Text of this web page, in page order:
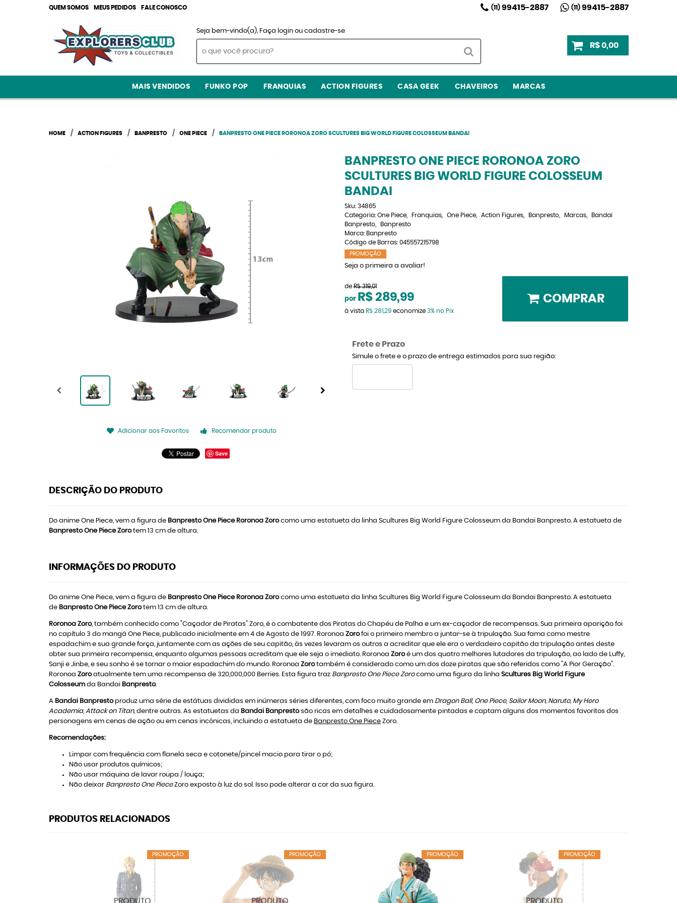
QUEM SOMOS MEUS PEDIDOS FALE CONOSCO (11)99415-2887 (11)99415-2887
Seja bem-vindo(a), Faça login ou cadastre-se
R$ 0,00
MAIS VENDIDOS FUNKO POP FRANQUIAS ACTION FIGURES CASA GEEK CHAVEIROS MARCAS
HOME ACTION FIGURES BANPRESTO ONE PIECE BANPRESTO ONE PIECE RORONOA ZORO SCULTURES BIG WORLD FIGURE COLOSSEUM BANDAI
Adicionar aos Favoritos Recomendar produto
Save
BANPRESTO ONE PIECE RORONOA ZORO
SCULTURES BIG WORLD FIGURE COLOSSEUM
BANDAI
Sku: 34865
Categoria: One Piece Franquias One Piece Action Figures Banpresto Marcas
Bandai
Banpresto
Banpresto
Marca: Banpresto
Código de Barras: 045557215798
PROMOÇÃO
Seja o primeira a avaliar!
de R$ 319,01
por R$ 289,99
à vista R$ 281,29economize 3% no Pix
COMPRAR
Frete e Prazo
Simule o frete e o prazo de entrega estimados para sua região:
DESCRIÇÃO DO PRODUTO
Do anime One Piece, vem a figura de Banpresto One Piece Roronoa Zorocomo uma estatueta da linha Scultures Big World Figure Colosseum da Bandai Banpresto. A estatueta de
Banpresto One Piece Zorotem 13 cm de altura.
INFORMAÇÕES DO PRODUTO
Do anime One Piece, vem a figura de Banpresto One Piece Roronoa Zorocomo uma estatueta da linha Scultures Big World Figure Colosseum da Bandai Banpresto. A estatueta
de Banpresto One Piece Zorotem 13 cm de altura.
Roronoa Zoro, também conhecido como "Caçador de Piratas" Zoro, é o combatente dos Piratas do Chapéu de Palha e um ex-caçador de recompensas. Sua primeira aparição foi
no capítulo 3 do mangá One Piece, publicado inicialmente em 4 de Agosto de 1997. Roronoa Zorofoi o primeiro membro a juntar-se à tripulação. Sua fama como mestre
espadachim e sua grande força, juntamente com as ações de seu capitão, às vezes levaram os outros a acreditar que ele era o verdadeiro capitão da tripulação antes deste
obter sua primeira recompensa, enquanto algumas pessoas acreditam que ele seja o imediato. Roronoa Zoroé um dos quatro melhores lutadores da tripulação, ao lado de Luffy,
Sanji e Jinbe, e seu sonho é se tornar o maior espadachim do mundo. Roronoa Zorotambém é considerado como um dos doze piratas que são referidos como "A Pior Geração".
Roronoa Zoroatualmente tem uma recompensa de 320,000,000 Berries. Esta figura traz Banpresto One Piece Zorocomo uma figura da linha Scultures Big World Figure
Colosseum da Bandai Banpresto.
A Bandai Banprestoproduz uma série de estátuas divididas em inúmeras séries diferentes, com foco muito grande em Dragon Ball, One Piece, Sailor Moon, Naruto, My Hero
Academia, Attack on Titan, dentre outras. As estatuetas da Bandai Banprestosão ricas em detalhes e cuidadosamente pintadas e captam alguns dos momentos favoritos dos
personagens em cenas de ação ou em cenas incônicas, incluindo a estatueta de Banpresto One Piece Zoro.
Recomendações:
Limpar com frequência com flanela seca e cotonete/pincel macio para tirar o pó;
Não usar produtos químicos;
Não usar máquina de lavar roupa / louça;
Não deixar Banpresto One PieceZoro exposto à luz do sol. Isso pode alterar a cor da sua figura.
PRODUTOS RELACIONADOS
PROMOÇÃO PROMOÇÃO PROMOÇÃO PROMOÇÃO